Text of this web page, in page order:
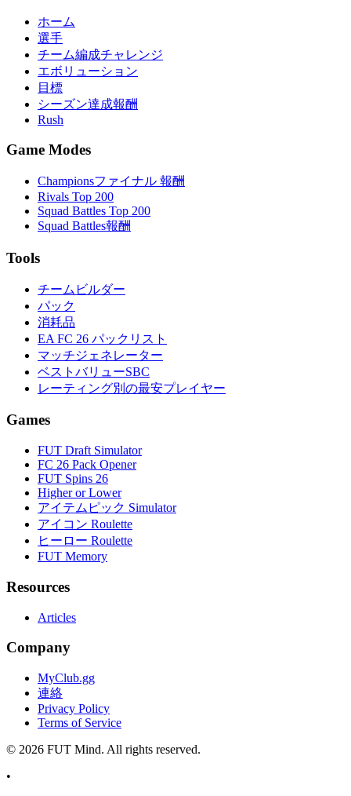
ホーム
選手
チーム編成チャレンジ
エボリューション
目標
シーズン達成報酬
Rush
Game Modes
Championsファイナル 報酬
Rivals Top 200
Squad Battles Top 200
Squad Battles報酬
Tools
チームビルダー
パック
消耗品
EA FC 26 パックリスト
マッチジェネレーター
ベストバリューSBC
レーティング別の最安プレイヤー
Games
FUT Draft Simulator
FC 26 Pack Opener
FUT Spins 26
Higher or Lower
アイテムピック Simulator
アイコン Roulette
ヒーロー Roulette
FUT Memory
Resources
Articles
Company
MyClub.gg
連絡
Privacy Policy
Terms of Service
© 2026 FUT Mind. All rights reserved.
•